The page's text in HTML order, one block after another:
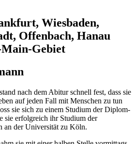
Wiesbaden,
Offenbach, Hanau
Gebiet
nach dem Abitur schnell fest, dass sie
auf jeden Fall mit Menschen zu tun
sie sich zu einem Studium der Diplom-
sie erfolgreich ihr Studium der
an der Universität zu Köln.